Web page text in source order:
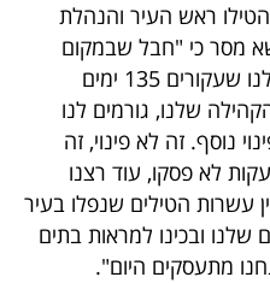
הטילו ראש העיר והנהלת
מסר כי "חבל שבמקום
לאפשר לנו לטפל בתושבים שלנו שעקורים 135 ימים
שלנו, גורמים לנו
נוסף. זה לא פינוי, זה
לא פסקו, עוד רצנו
עשרות הטילים שנפלו בעיר
שלנו ובכינו למראות בתים
מתעסקים היום".